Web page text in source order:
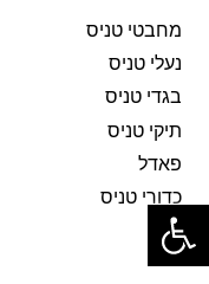
מחבטי טניס
נעלי טניס
בגדי טניס
תיקי טניס
פאדל
כדורי טניס
פתח סרגל